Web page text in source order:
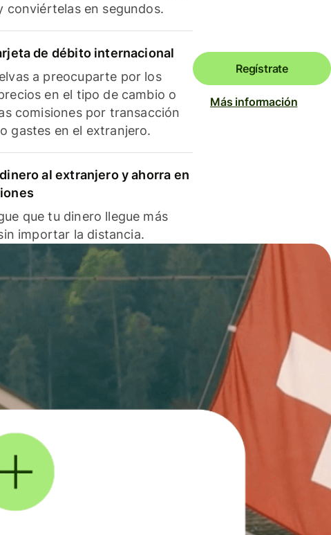
conviértelas en segundos.
de débito internacional
a preocuparte por los
en el tipo de cambio o
comisiones por transacción
gastes en el extranjero.
al extranjero y ahorra en
que tu dinero llegue más
importar la distancia.
Regístrate
Más información